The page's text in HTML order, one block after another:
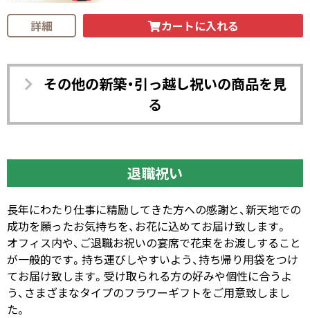
詳細 カートに入れる
その他の新築・引っ越し祝いの商品を見
る
退職祝い
長年にわたり仕事に精励してきた方への感謝と、新天地での
成功を願ったお気持ちを、お花に込めてお届け致します。
オフィス内や、ご退職お祝いの宴席で花束をお渡しすること
が一般的です。持ち運びしやすいよう、持ち帰り用袋をつけ
てお届け致します。受け取られる方の好みや個性に合うよ
う、さまざまなタイプのフラワーギフトをご用意致しまし
た。